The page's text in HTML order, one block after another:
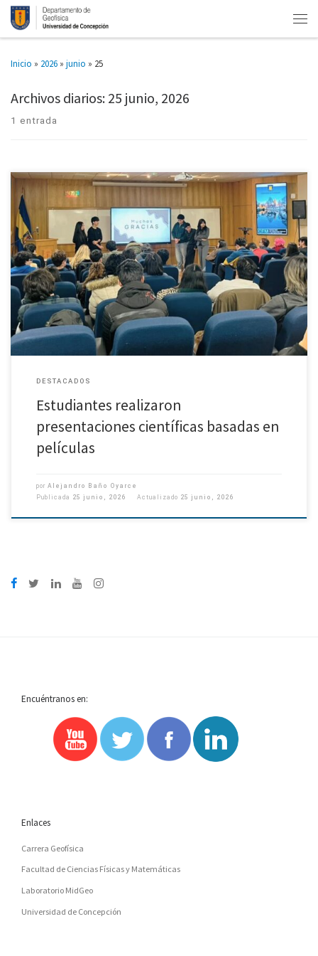
Inicio » 2026 » junio » 25
Archivos diarios:25 junio, 2026
1 entrada
Un nuevo ciclo de presentaciones científicas protagonizaron este martes
24 de junio las y los estudiantes de primer año de Geofísica de la
Universidad de Concepción, en el marco del […]
DESTACADOS
Estudiantes realizaron
presentaciones científicas basadas en
películas
por Alejandro Baño Oyarce
Publicada 25 junio, 2026 Actualizado 25 junio, 2026
Encuéntranos en:
Enlaces
Carrera Geofísica
Facultad de Ciencias Físicas y Matemáticas
Laboratorio MidGeo
Universidad de Concepción